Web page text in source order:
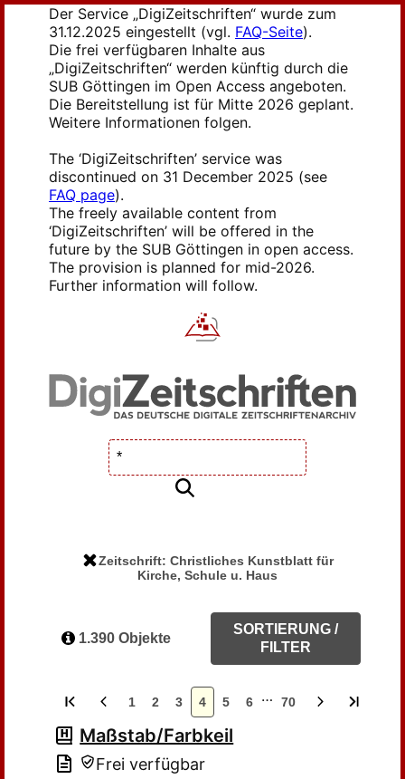
Der Service „DigiZeitschriften“ wurde zum
31.12.2025 eingestellt (vgl. FAQ-Seite).
Die frei verfügbaren Inhalte aus
„DigiZeitschriften“ werden künftig durch die
SUB Göttingen im Open Access angeboten.
Die Bereitstellung ist für Mitte 2026 geplant.
Weitere Informationen folgen.
The ‘DigiZeitschriften’ service was
discontinued on 31 December 2025 (see
FAQ page).
The freely available content from
‘DigiZeitschriften’ will be offered in the
future by the SUB Göttingen in open access.
The provision is planned for mid-2026.
Further information will follow.
Zeitschrift: Christliches Kunstblatt für
Kirche, Schule u. Haus
1.390 Objekte
SORTIERUNG /
FILTER
1 2 3 4 5 6 … 70
Maßstab/Farbkeil
Frei verfügbar